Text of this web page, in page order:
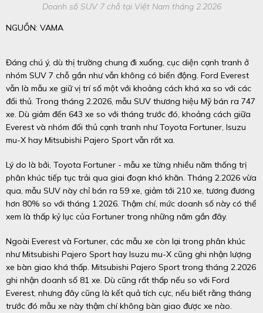
Doanh số SUV 7 chỗ tại Việt Nam tháng 2.2026
NGUỒN: VAMA
Đáng chú ý, dù thị trường chung đi xuống, cục diện cạnh tranh ở
nhóm SUV 7 chỗ gần như vẫn không có biến động. Ford Everest
vẫn là mẫu xe giữ vị trí số một với khoảng cách khá xa so với các
đối thủ. Trong tháng 2.2026, mẫu SUV thương hiệu Mỹ bán ra 747
xe. Dù giảm đến 643 xe so với tháng trước đó, khoảng cách giữa
Everest và nhóm đối thủ cạnh tranh như Toyota Fortuner, Isuzu
mu-X hay Mitsubishi Pajero Sport vẫn rất xa.
Lý do là bởi, Toyota Fortuner - mẫu xe từng nhiều năm thống trị
phân khúc tiếp tục trải qua giai đoạn khó khăn. Tháng 2.2026 vừa
qua, mẫu SUV này chỉ bán ra 59 xe, giảm tới 210 xe, tương đương
hơn 80% so với tháng 1.2026. Thậm chí, mức doanh số này có thể
xem là thấp kỷ lục của Fortuner trong những năm gần đây.
Ngoài Everest và Fortuner, các mẫu xe còn lại trong phân khúc
như Mitsubishi Pajero Sport hay Isuzu mu-X cũng ghi nhận lượng
xe bàn giao khá thấp. Mitsubishi Pajero Sport trong tháng 2.2026
ghi nhận doanh số 81 xe. Dù cũng rất thấp nếu so với Ford
Everest, nhưng đây cũng là kết quả tích cực, nếu biết rằng tháng
trước đó mẫu xe này thậm chí không bàn giao được xe nào.